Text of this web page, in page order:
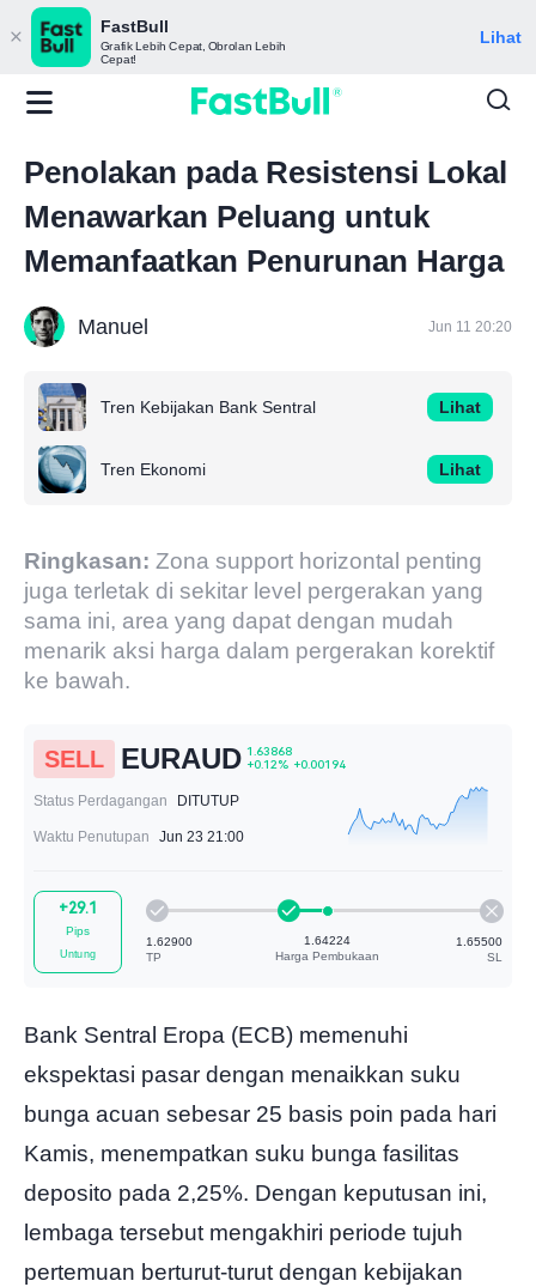
FastBull
Grafik Lebih Cepat, Obrolan Lebih
Cepat!
Lihat
Penolakan pada Resistensi Lokal
Menawarkan Peluang untuk
Memanfaatkan Penurunan Harga
Manuel Jun 11 20:20
Tren Kebijakan Bank Sentral Lihat
Tren Ekonomi Lihat
Ringkasan: Zona support horizontal penting
juga terletak di sekitar level pergerakan yang
sama ini, area yang dapat dengan mudah
menarik aksi harga dalam pergerakan korektif
ke bawah.
SELL EURAUD
1.63868
+0.12% +0.00194
Status Perdagangan DITUTUP
Waktu Penutupan Jun 23 21:00
+29.1
Pips
Untung
TP
1.64224
Harga Pembukaan
Bank Sentral Eropa (ECB) memenuhi
ekspektasi pasar dengan menaikkan suku
bunga acuan sebesar 25 basis poin pada hari
Kamis, menempatkan suku bunga fasilitas
deposito pada 2,25%. Dengan keputusan ini,
lembaga tersebut mengakhiri periode tujuh
pertemuan berturut-turut dengan kebijakan